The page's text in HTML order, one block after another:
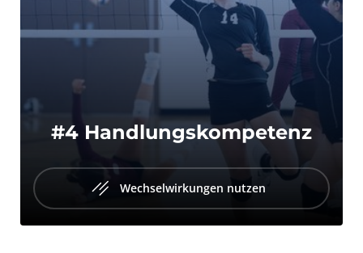
#4 Handlungskompetenz
Wechselwirkungen nutzen